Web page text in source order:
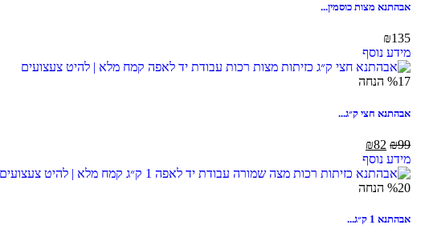
אבהתנא מצות כוסמין...
₪135
מידע נוסף
%17 הנחה
אבהתנא חצי ק״ג...
₪99
₪82
מידע נוסף
%20 הנחה
אבהתנא 1 ק״ג...